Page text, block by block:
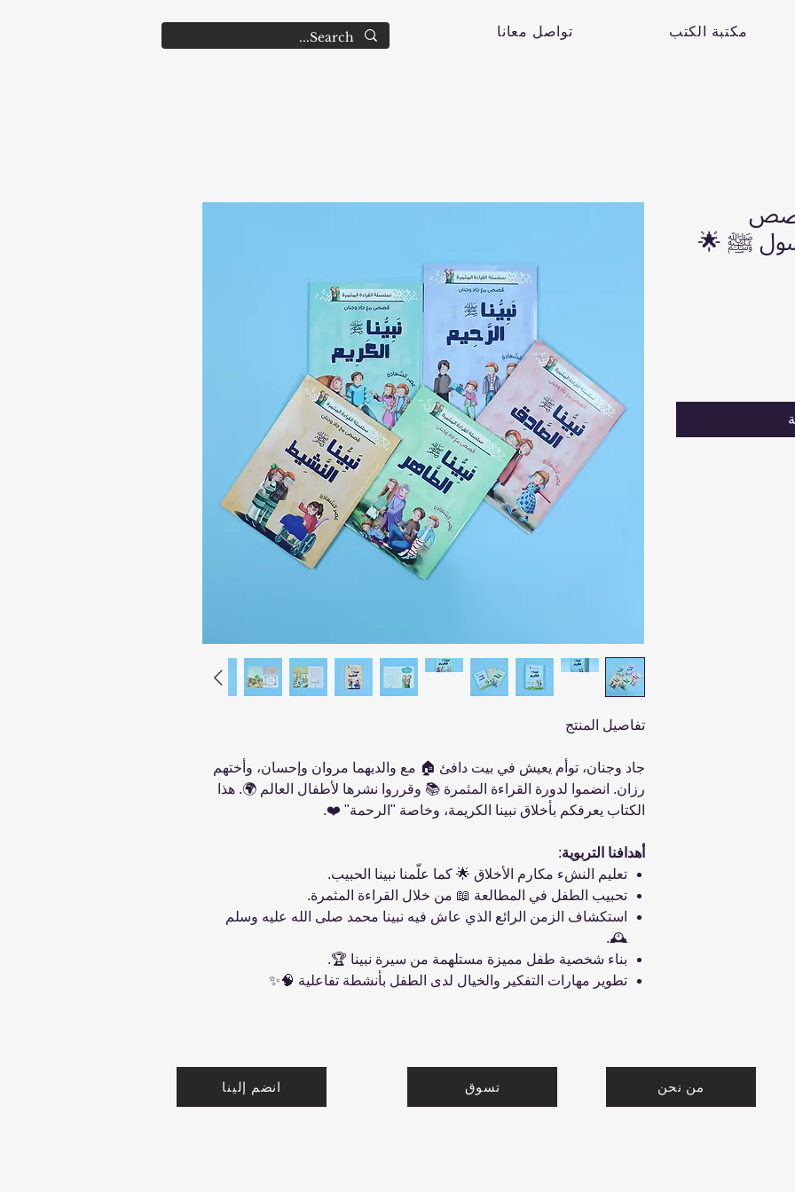
تواصل معانا مكتبة الكتب
تفاصيل المنتج
جاد وجنان، توأم يعيش في بيت دافئ 🏠 مع والديهما مروان وإحسان، وأختهم
رزان. انضموا لدورة القراءة المثمرة 📚 وقرروا نشرها لأطفال العالم 🌍. هذا
الكتاب يعرفكم بأخلاق نبينا الكريمة، وخاصة "الرحمة" ❤️.
أهدافنا التربوية:
تعليم النشء مكارم الأخلاق 🌟 كما علّمنا نبينا الحبيب.
تحبيب الطفل في المطالعة 📖 من خلال القراءة المثمرة.
استكشاف الزمن الرائع الذي عاش فيه نبينا محمد صلى الله عليه وسلم
🕰️.
بناء شخصية طفل مميزة مستلهمة من سيرة نبينا 🏆.
تطوير مهارات التفكير والخيال لدى الطفل بأنشطة تفاعلية 🧠✨
قصص
ﷺ 🌟
انضم إلينا تسوق من نحن